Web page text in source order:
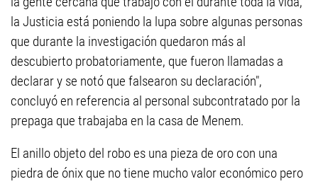
la Justicia está poniendo la lupa sobre algunas personas
que durante la investigación quedaron más al
descubierto probatoriamente, que fueron llamadas a
declarar y se notó que falsearon su declaración",
concluyó en referencia al personal subcontratado por la
prepaga que trabajaba en la casa de Menem.
El anillo objeto del robo es una pieza de oro con una
piedra de ónix que no tiene mucho valor económico pero